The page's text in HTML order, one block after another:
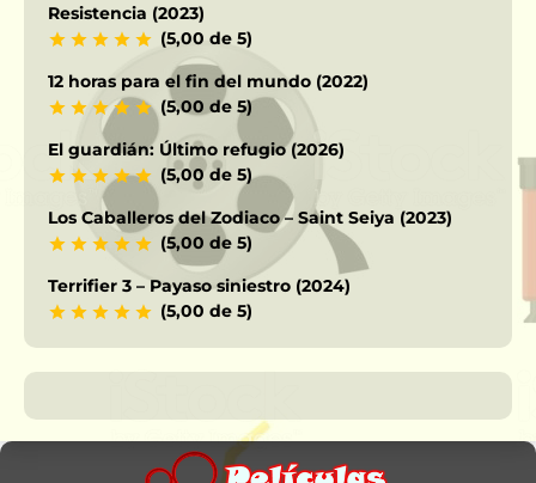
Resistencia (2023)
(5,00 de 5)
12 horas para el fin del mundo (2022)
(5,00 de 5)
El guardián: Último refugio (2026)
(5,00 de 5)
Los Caballeros del Zodiaco – Saint Seiya (2023)
(5,00 de 5)
Terrifier 3 – Payaso siniestro (2024)
(5,00 de 5)